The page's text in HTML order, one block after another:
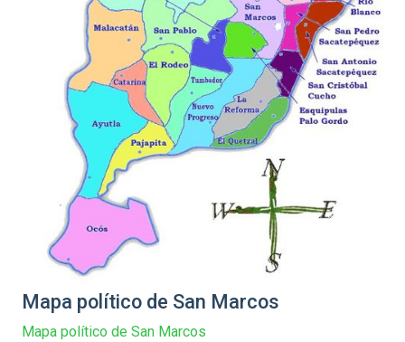
Mapa político de San Marcos
Mapa político de San Marcos